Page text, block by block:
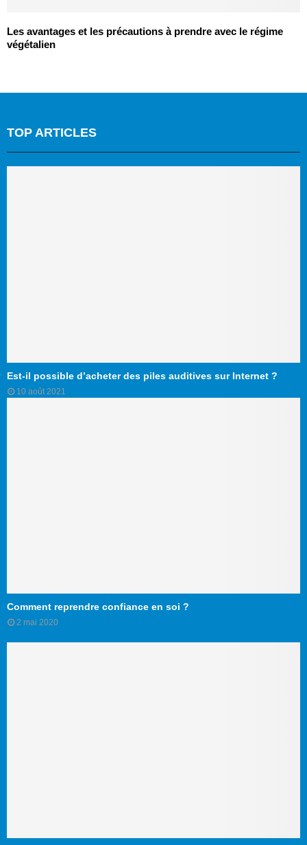
Les avantages et les précautions à prendre avec le régime
végétalien
TOP ARTICLES
Est-il possible d’acheter des piles auditives sur Internet ?
10 août 2021
Comment reprendre confiance en soi ?
2 mai 2020